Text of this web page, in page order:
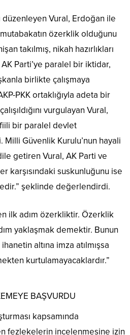
düzenleyen Vural, Erdoğan ile
mutabakatın özerklik olduğunu
takılmış, nikah hazırlıkları
AK Parti’ye paralel bir iktidar,
birlikte çalışmaya
PKK ortaklığıyla adeta bir
vurgulayan Vural,
bir paralel devlet
Güvenlik Kurulu’nun hayali
getiren Vural, AK Parti ve
karşısındaki suskunluğunu ise
şeklinde değerlendirdi.
ilk adım özerkliktir. Özerklik
yaklaşmak demektir. Bunun
altına imza atılmışsa
kurtulamayacaklardır.”
BAŞVURDU
kapsamında
fezlekelerin incelenmesine izin